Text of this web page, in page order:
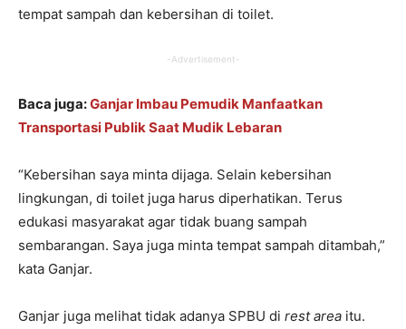
tempat sampah dan kebersihan di toilet.
-Advertisement-
Baca juga:Ganjar Imbau Pemudik Manfaatkan
Transportasi Publik Saat Mudik Lebaran
“Kebersihan saya minta dijaga. Selain kebersihan
lingkungan, di toilet juga harus diperhatikan. Terus
edukasi masyarakat agar tidak buang sampah
sembarangan. Saya juga minta tempat sampah ditambah,”
kata Ganjar.
Ganjar juga melihat tidak adanya SPBU di rest area itu.